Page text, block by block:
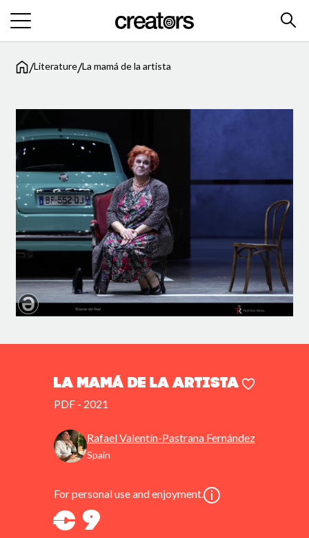
/Literature/La mamá de la artista
La mamá de la artista
PDF - 2021
Rafael Valentín-Pastrana Fernández
Spain
For personal use and enjoyment.
€ 9